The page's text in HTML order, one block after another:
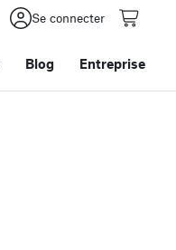
Se connecter
Blog Entreprise